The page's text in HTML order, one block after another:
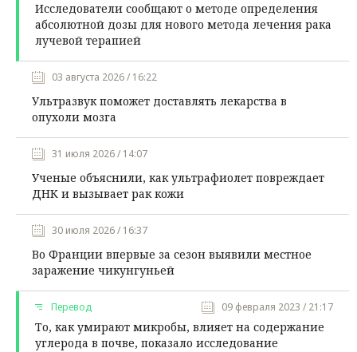
Исследователи сообщают о методе определения
абсолютной дозы для нового метода лечения рака
лучевой терапией
03 августа 2026 / 16:22
Ультразвук поможет доставлять лекарства в
опухоли мозга
31 июля 2026 / 14:07
Ученые объяснили, как ультрафиолет повреждает
ДНК и вызывает рак кожи
30 июля 2026 / 16:37
Во Франции впервые за сезон выявили местное
заражение чикунгуньей
Перевод 09 февраля 2023 / 21:17
То, как умирают микробы, влияет на содержание
углерода в почве, показало исследование